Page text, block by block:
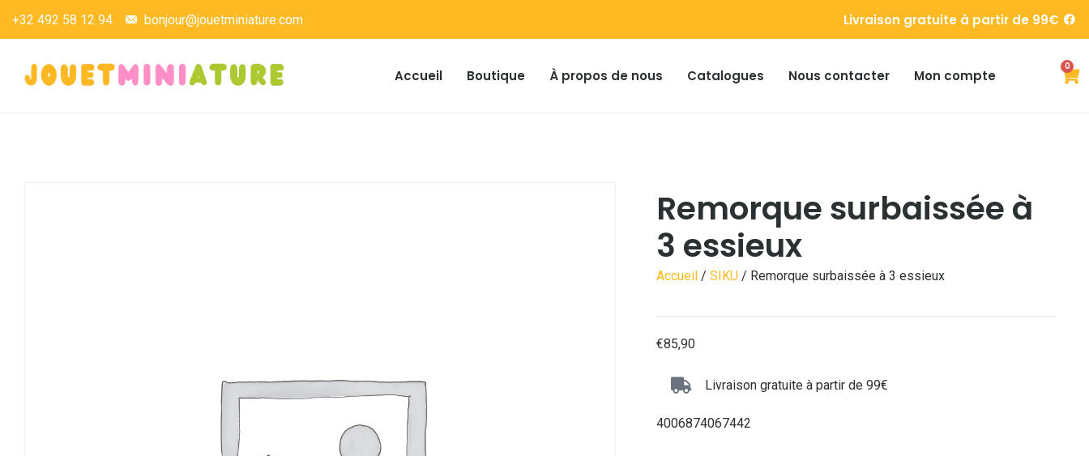
+32 492 58 12 94 bonjour@jouetminiature.com Livraison gratuite à partir de 99€
Accueil Boutique À propos de nous Catalogues Nous contacter Mon compte
0
Remorque surbaissée à
3 essieux
Accueil /SIKU / Remorque surbaissée à 3 essieux
€85,90
Livraison gratuite à partir de 99€
4006874067442